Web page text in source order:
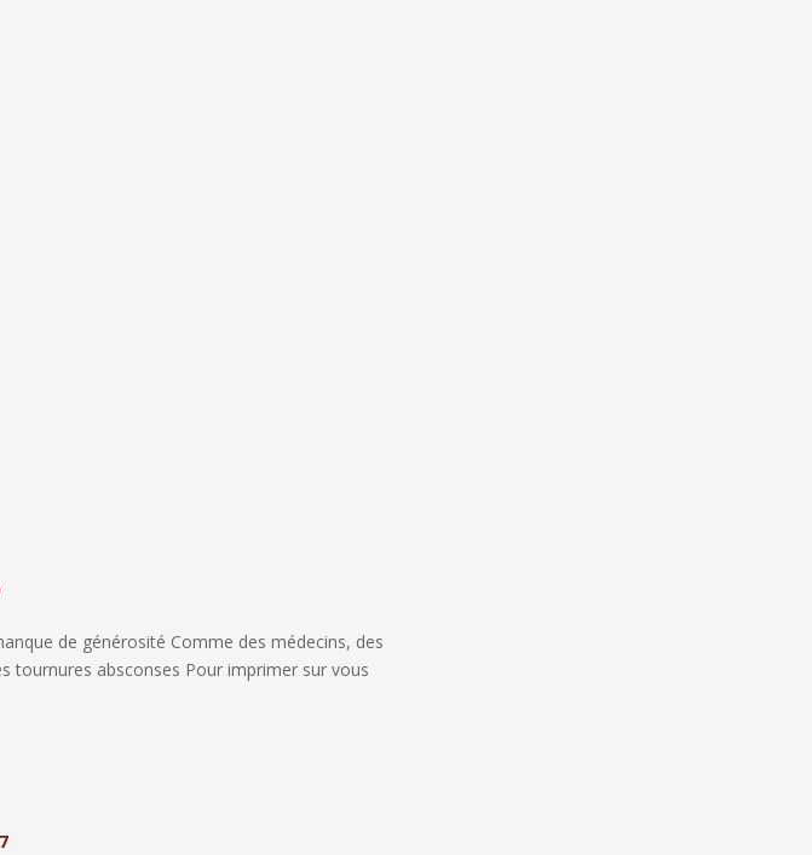
de générosité Comme des médecins, des
tournures absconses Pour imprimer sur vous